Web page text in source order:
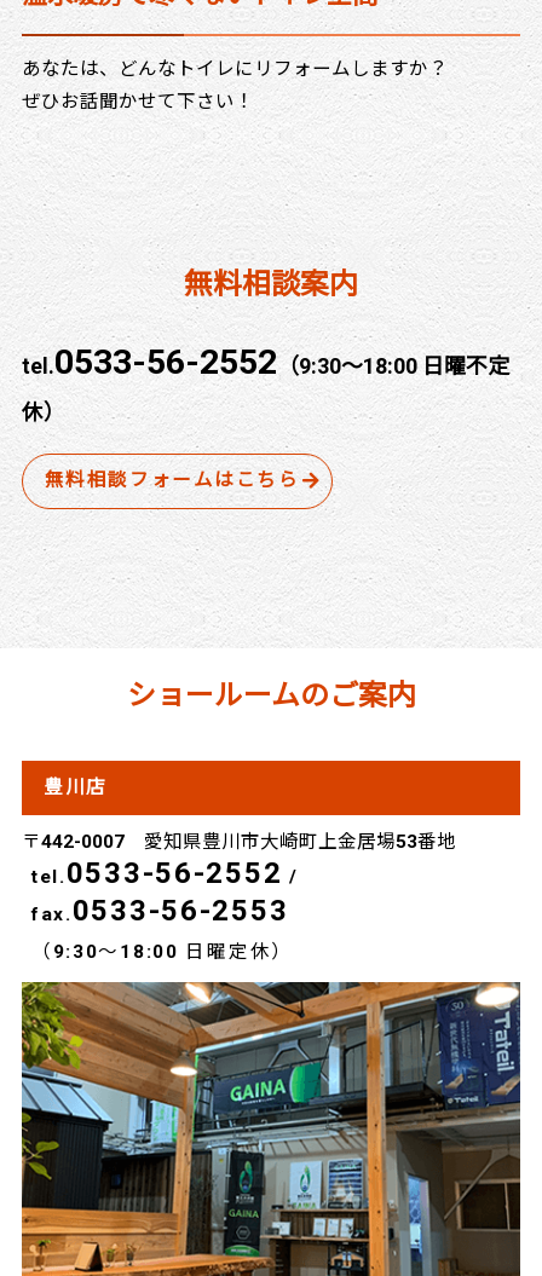
あなたは、どんなトイレにリフォームしますか？
ぜひお話聞かせて下さい！
無料相談案内
tel.0533-56-2552（9:30～18:00 日曜不定
休）
無料相談フォームはこちら
ショールームのご案内
豊川店
〒442-0007 愛知県豊川市大崎町上金居場53番地
tel. 0533-56-2552 /
fax. 0533-56-2553
（9:30～18:00 日曜定休）